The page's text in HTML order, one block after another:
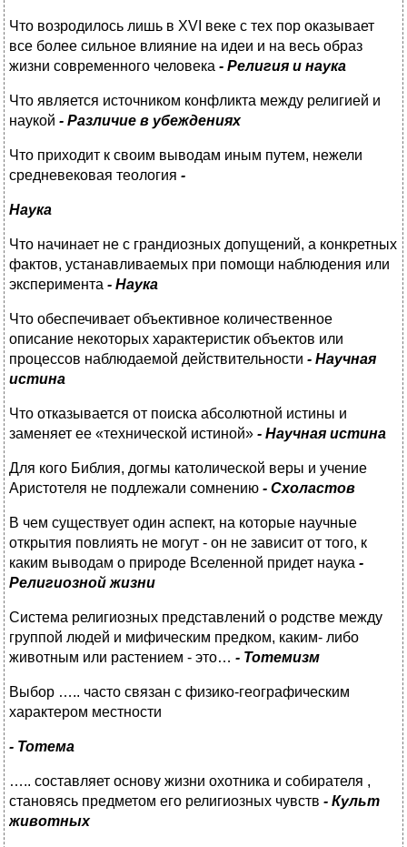
Что возродилось лишь в XVI веке с тех пор оказывает
все более сильное влияние на идеи и на весь образ
жизни современного человека - Религия и наука
Что является источником конфликта между религией и
наукой - Различие в убеждениях
Что приходит к своим выводам иным путем, нежели
средневековая теология -
Наука
Что начинает не с грандиозных допущений, а конкретных
фактов, устанавливаемых при помощи наблюдения или
эксперимента - Наука
Что обеспечивает объективное количественное
описание некоторых характеристик объектов или
процессов наблюдаемой действительности - Научная
истина
Что отказывается от поиска абсолютной истины и
заменяет ее «технической истиной» - Научная истина
Для кого Библия, догмы католической веры и учение
Аристотеля не подлежали сомнению - Схоластов
В чем существует один аспект, на которые научные
открытия повлиять не могут - он не зависит от того, к
каким выводам о природе Вселенной придет наука -
Религиозной жизни
Система религиозных представлений о родстве между
группой людей и мифическим предком, каким- либо
животным или растением - это… - Тотемизм
Выбор ….. часто связан с физико-географическим
характером местности
- Тотема
….. составляет основу жизни охотника и собирателя ,
становясь предметом его религиозных чувств - Культ
животных